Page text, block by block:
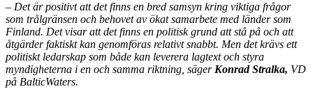
– Det är positivt att det finns en bred samsyn kring viktiga frågor
som trålgränsen och behovet av ökat samarbete med länder som
Finland. Det visar att det finns en politisk grund att stå på och att
åtgärder faktiskt kan genomföras relativt snabbt. Men det krävs ett
politiskt ledarskap som både kan leverera lagtext och styra
myndigheterna i en och samma riktning, säger Konrad Stralka, VD
på BalticWaters.